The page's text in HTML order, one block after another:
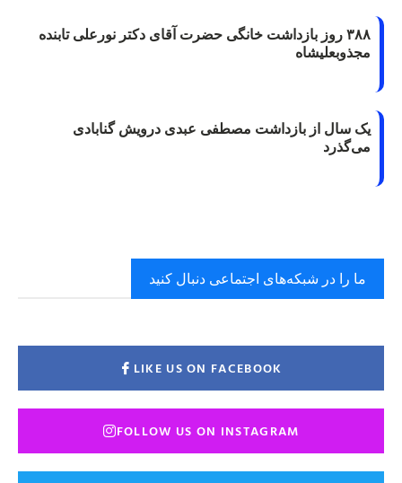
۳۸۸ روز بازداشت خانگی حضرت آقای دکتر نورعلی تابنده
مجذوبعلیشاه
یک سال از بازداشت مصطفی عبدی درویش گنابادی
می‌گذرد
ما را در شبکه‌های اجتماعی دنبال کنید
LIKE US ON FACEBOOK
FOLLOW US ON INSTAGRAM